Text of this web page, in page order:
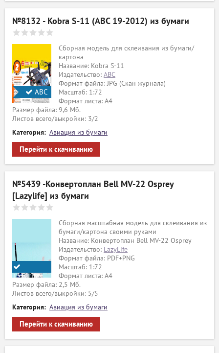
№8132 - Kobra S-11 (ABC 19-2012) из бумаги
АВС
Сборная модель для склеивания из бумаги/
картона
Название: Kobra S-11
Издательство: ABC
Формат файла: JPG (Скан журнала)
Масштаб: 1:72
Формат листа: А4
Размер файла: 9,6 Мб.
Листов всего/выкройки: 3/2
Категория: Авиация из бумаги
Перейти к скачиванию
№5439 -Конвертоплан Bell MV-22 Osprey
[Lazylife] из бумаги
LazyLife
(Box
Studio)
Сборная масштабная модель для склеивания из
бумаги/картона своими руками
Название: Конвертоплан Bell MV-22 Osprey
Издательство: LazyLife
Формат файла: PDF+PNG
Масштаб: 1:72
Формат листа: А4
Размер файла: 2,5 Мб.
Листов всего/выкройки: 5/5
Категория: Авиация из бумаги
Перейти к скачиванию